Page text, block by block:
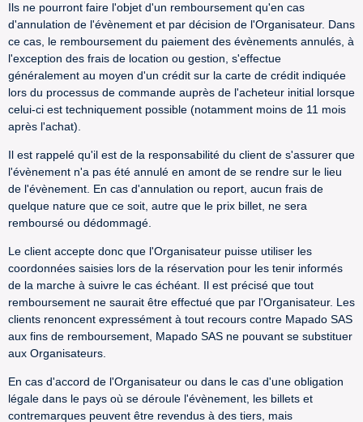
Ils ne pourront faire l'objet d'un remboursement qu'en cas
d'annulation de l'évènement et par décision de l'Organisateur. Dans
ce cas, le remboursement du paiement des évènements annulés, à
l'exception des frais de location ou gestion, s'effectue
généralement au moyen d'un crédit sur la carte de crédit indiquée
lors du processus de commande auprès de l'acheteur initial lorsque
celui-ci est techniquement possible (notamment moins de 11 mois
après l'achat).
Il est rappelé qu'il est de la responsabilité du client de s'assurer que
l'évènement n'a pas été annulé en amont de se rendre sur le lieu
de l'évènement. En cas d'annulation ou report, aucun frais de
quelque nature que ce soit, autre que le prix billet, ne sera
remboursé ou dédommagé.
Le client accepte donc que l'Organisateur puisse utiliser les
coordonnées saisies lors de la réservation pour les tenir informés
de la marche à suivre le cas échéant. Il est précisé que tout
remboursement ne saurait être effectué que par l'Organisateur. Les
clients renoncent expressément à tout recours contre Mapado SAS
aux fins de remboursement, Mapado SAS ne pouvant se substituer
aux Organisateurs.
En cas d'accord de l'Organisateur ou dans le cas d'une obligation
légale dans le pays où se déroule l'évènement, les billets et
contremarques peuvent être revendus à des tiers, mais